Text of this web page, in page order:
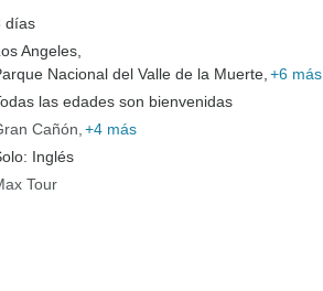
días
Angeles,
Nacional del Valle de la Muerte, +6 más
las edades son bienvenidas
Cañón +4 más
Inglés
Tour